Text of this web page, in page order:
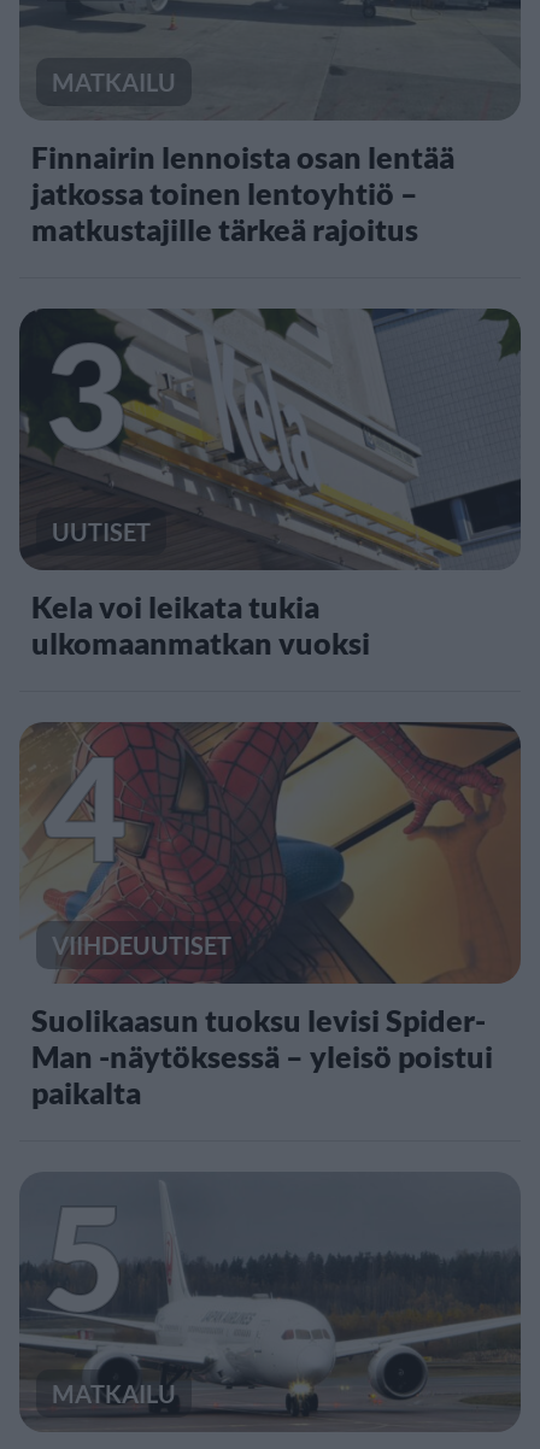
MATKAILU
Finnairin lennoista osan lentää
jatkossa toinen lentoyhtiö –
matkustajille tärkeä rajoitus
3
UUTISET
Kela voi leikata tukia
ulkomaanmatkan vuoksi
4
VIIHDEUUTISET
Suolikaasun tuoksu levisi Spider-
Man -näytöksessä – yleisö poistui
paikalta
5
MATKAILU